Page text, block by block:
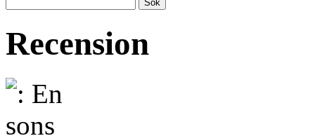
Recension